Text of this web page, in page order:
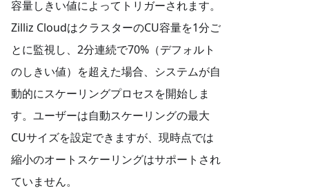
容量しきい値によってトリガーされます。
Zilliz CloudはクラスターのCU容量を1分ご
とに監視し、2分連続で70%（デフォルト
のしきい値）を超えた場合、システムが自
動的にスケーリングプロセスを開始しま
す。ユーザーは自動スケーリングの最大
CUサイズを設定できますが、現時点では
縮小のオートスケーリングはサポートされ
ていません。